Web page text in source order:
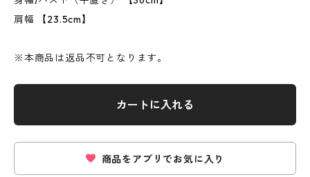
肩幅 【23.5cm】
※本商品は返品不可となります。
カートに入れる
商品をアプリでお気に入り